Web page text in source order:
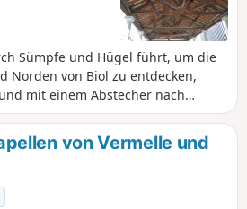
Sümpfe und Hügel führt, um die
Norden von Biol zu entdecken,
mit einem Abstecher nach
von Vermelle und